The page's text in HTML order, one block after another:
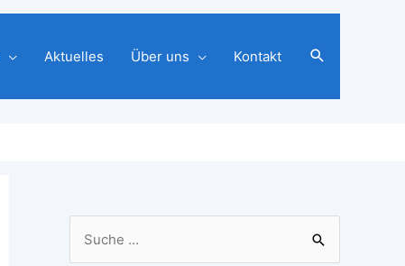
Aktuelles Über uns Kontakt